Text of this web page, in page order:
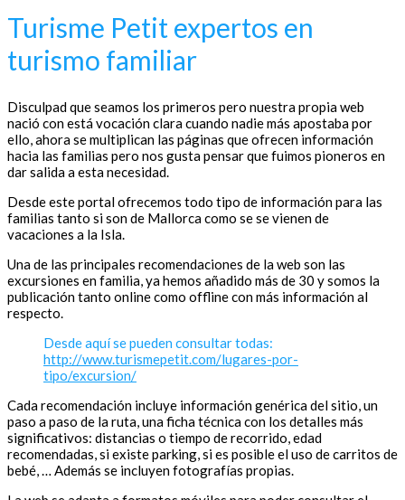
Turisme Petit expertos en
turismo familiar
Disculpad que seamos los primeros pero nuestra propia web
nació con está vocación clara cuando nadie más apostaba por
ello, ahora se multiplican las páginas que ofrecen información
hacia las familias pero nos gusta pensar que fuimos pioneros en
dar salida a esta necesidad.
Desde este portal ofrecemos todo tipo de información para las
familias tanto si son de Mallorca como se se vienen de
vacaciones a la Isla.
Una de las principales recomendaciones de la web son las
excursiones en familia, ya hemos añadido más de 30 y somos la
publicación tanto online como offline con más información al
respecto.
Desde aquí se pueden consultar todas:
http://www.turismepetit.com/lugares-por-
tipo/excursion/
Cada recomendación incluye información genérica del sitio, un
paso a paso de la ruta, una ficha técnica con los detalles más
significativos: distancias o tiempo de recorrido, edad
recomendadas, si existe parking, si es posible el uso de carritos de
bebé, … Además se incluyen fotografías propias.